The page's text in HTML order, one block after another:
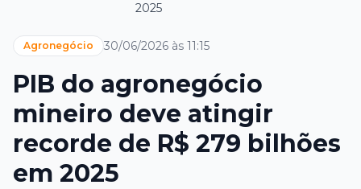
2025
Agronegócio 30/06/2026 às 11:15
PIB do agronegócio
mineiro deve atingir
recorde de R$ 279 bilhões
em 2025